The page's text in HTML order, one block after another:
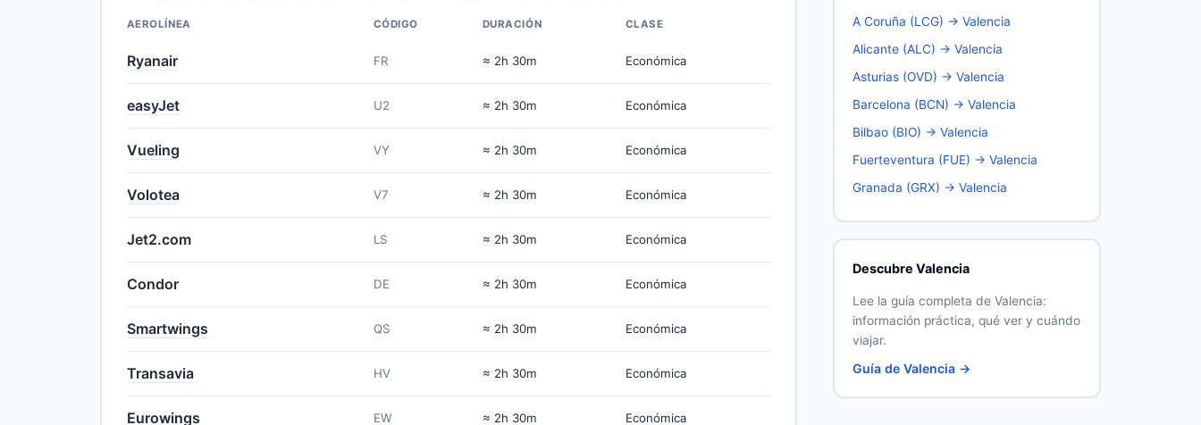
AEROLÍNEA CÓDIGO DURACIÓN CLASE
Ryanair FR ≈ 2h 30m Económica
easyJet U2 ≈ 2h 30m Económica
Vueling VY ≈ 2h 30m Económica
Volotea V7 ≈ 2h 30m Económica
Jet2.com LS ≈ 2h 30m Económica
Condor DE ≈ 2h 30m Económica
Smartwings QS ≈ 2h 30m Económica
Transavia HV ≈ 2h 30m Económica
Eurowings EW ≈ 2h 30m Económica
A Coruña (LCG) → Valencia
Alicante (ALC) → Valencia
Asturias (OVD) → Valencia
Barcelona (BCN) → Valencia
Bilbao (BIO) → Valencia
Fuerteventura (FUE) → Valencia
Granada (GRX) → Valencia
Descubre Valencia
Lee la guía completa de Valencia:
información práctica, qué ver y cuándo
viajar.
Guía de Valencia →